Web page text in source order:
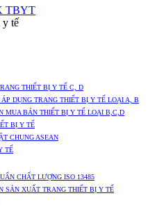
TBYT
y tế
THIẾT BỊ Y TẾ C, D
DỤNG TRANG THIẾT BỊ Y TẾ LOẠI A, B
MUA BÁN THIẾT BỊ Y TẾ LOẠI B,C,D
BỊ Y TẾ
CHUNG ASEAN
TẾ
CHẤT LƯỢNG ISO 13485
SẢN XUẤT TRANG THIẾT BỊ Y TẾ